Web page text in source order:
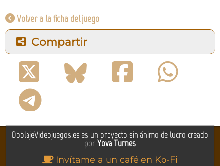
Volver a la ficha del juego
Compartir
DoblajeVideojuegos.es es un proyecto sin ánimo de lucro creado
porYova Turnes
Invítame a un café en Ko-Fi